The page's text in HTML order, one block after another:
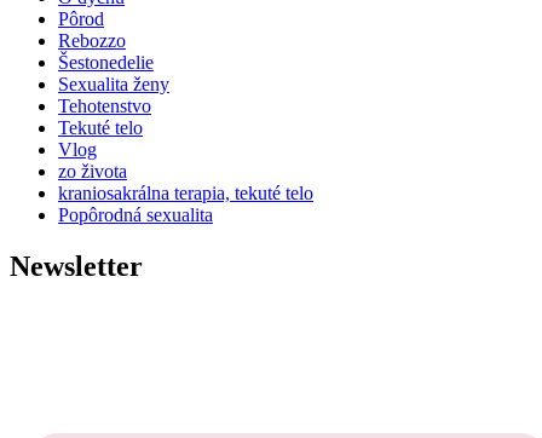
Pôrod
Rebozzo
Šestonedelie
Sexualita ženy
Tehotenstvo
Tekuté telo
Vlog
zo života
kraniosakrálna terapia, tekuté telo
Popôrodná sexualita
Newsletter